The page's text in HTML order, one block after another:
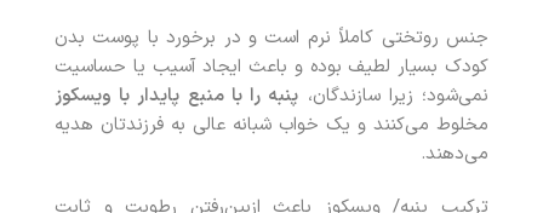
جنس روتختی کاملاً نرم است و در برخورد با پوست بدن
کودک بسیار لطیف بوده و باعث ایجاد آسیب یا حساسیت
نمی‌شود؛ زیرا سازندگان، پنبه را با منبع پایدار با ویسکوز
مخلوط می‌کنند و یک خواب شبانه عالی به فرزندتان هدیه
می‌دهند.